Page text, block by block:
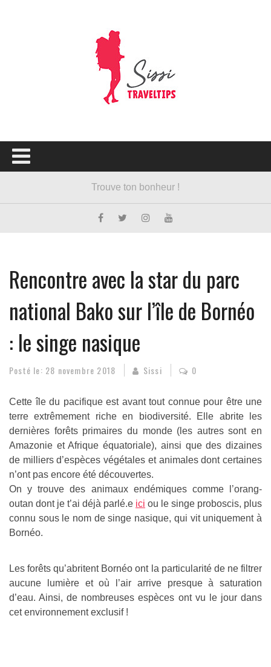
Rencontre avec la star du parc
national Bako sur l’île de Bornéo
: le singe nasique
Posté le: 28 novembre 2018 Sissi 0
Cette île du pacifique est avant tout connue pour être une
terre extrêmement riche en biodiversité. Elle abrite les
dernières forêts primaires du monde (les autres sont en
Amazonie et Afrique équatoriale), ainsi que des dizaines
de milliers d’espèces végétales et animales dont certaines
n’ont pas encore été découvertes.
On y trouve des animaux endémiques comme l’orang-
outan dont je t’ai déjà parlé.e ici ou le singe proboscis, plus
connu sous le nom de singe nasique, qui vit uniquement à
Bornéo.
Les forêts qu’abritent Bornéo ont la particularité de ne filtrer
aucune lumière et où l’air arrive presque à saturation
d’eau. Ainsi, de nombreuses espèces ont vu le jour dans
cet environnement exclusif !